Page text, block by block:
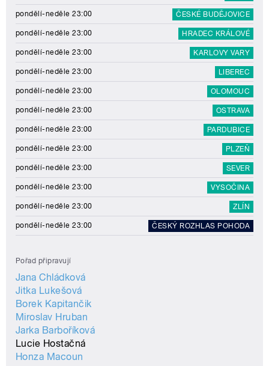
pondělí-neděle 23:00 ČESKÉ BUDĚJOVICE
pondělí-neděle 23:00 HRADEC KRÁLOVÉ
pondělí-neděle 23:00 KARLOVY VARY
pondělí-neděle 23:00 LIBEREC
pondělí-neděle 23:00 OLOMOUC
pondělí-neděle 23:00 OSTRAVA
pondělí-neděle 23:00 PARDUBICE
pondělí-neděle 23:00 PLZEŇ
pondělí-neděle 23:00 SEVER
pondělí-neděle 23:00 VYSOČINA
pondělí-neděle 23:00 ZLÍN
pondělí-neděle 23:00 ČESKÝ ROZHLAS POHODA
Pořad připravují
Jana Chládková
Jitka Lukešová
Borek Kapitančik
Miroslav Hruban
Jarka Barboříková
Lucie Hostačná
Honza Macoun